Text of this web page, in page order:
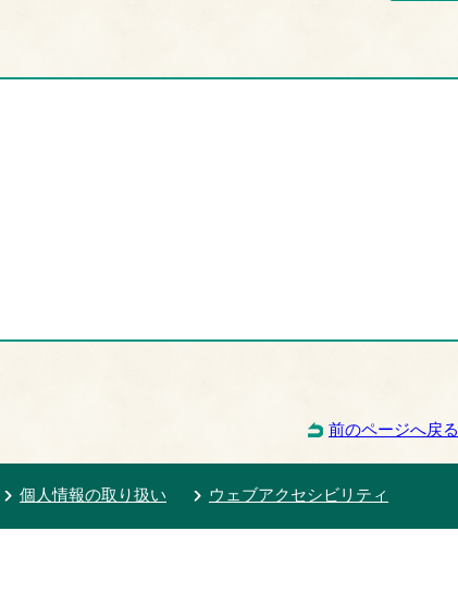
前のページへ戻る
個人情報の取り扱い ウェブアクセシビリティ